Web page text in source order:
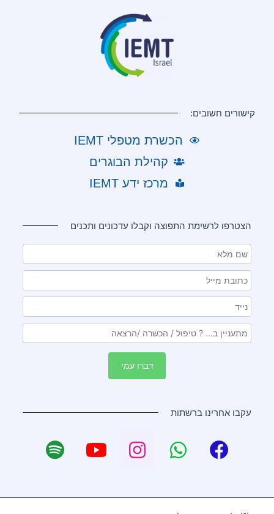
קישורים חשובים:
הכשרת מטפלי IEMT
קהילת הבוגרים
מרכז ידע IEMT
הצטרפו לרשימת התפוצה וקבלו עדכונים ותכנים
עקבו אחרינו ברשתות